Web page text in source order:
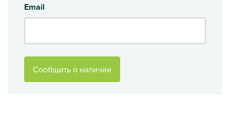
Email
Сообщить о наличии